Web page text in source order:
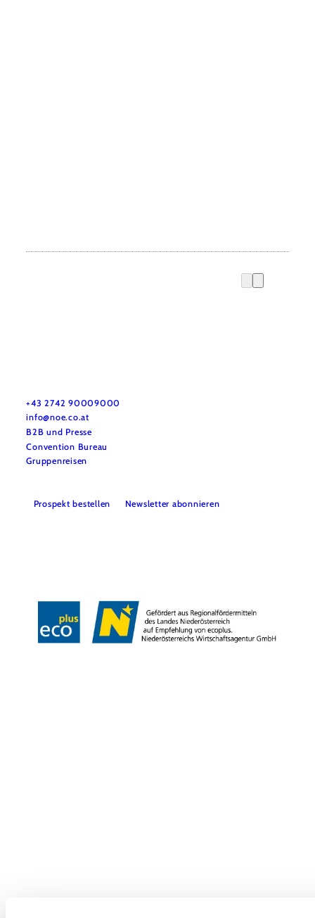
+43 2742 90009000
info@noe.co.at
B2B und Presse
Convention Bureau
Gruppenreisen
Prospekt bestellen Newsletter abonnieren